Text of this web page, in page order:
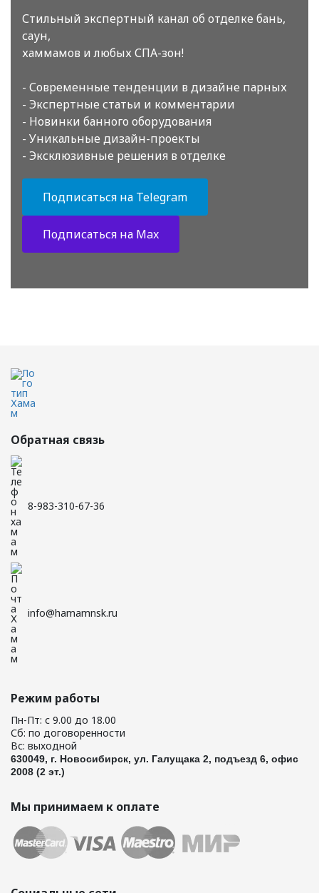
Стильный экспертный канал об отделке бань,
саун,
хаммамов и любых СПА-зон!
- Современные тенденции в дизайне парных
- Экспертные статьи и комментарии
- Новинки банного оборудования
- Уникальные дизайн-проекты
- Эксклюзивные решения в отделке
Подписаться на Telegram
Подписаться на Max
Обратная связь
8-983-310-67-36
info@hamamnsk.ru
Режим работы
Пн-Пт: с 9.00 до 18.00
Сб: по договоренности
Вс: выходной
630049, г. Новосибирск, ул. Галущака 2, подъезд 6, офис
2008 (2 эт.)
Мы принимаем к оплате